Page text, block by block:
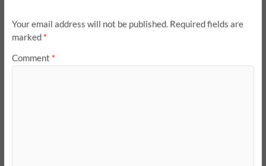
Your email address will not be published. Required fields are
marked *
Comment *